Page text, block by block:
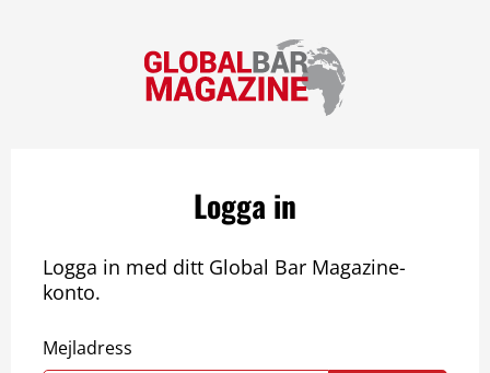
Logga in
Logga in med ditt Global Bar Magazine-
konto.
Mejladress